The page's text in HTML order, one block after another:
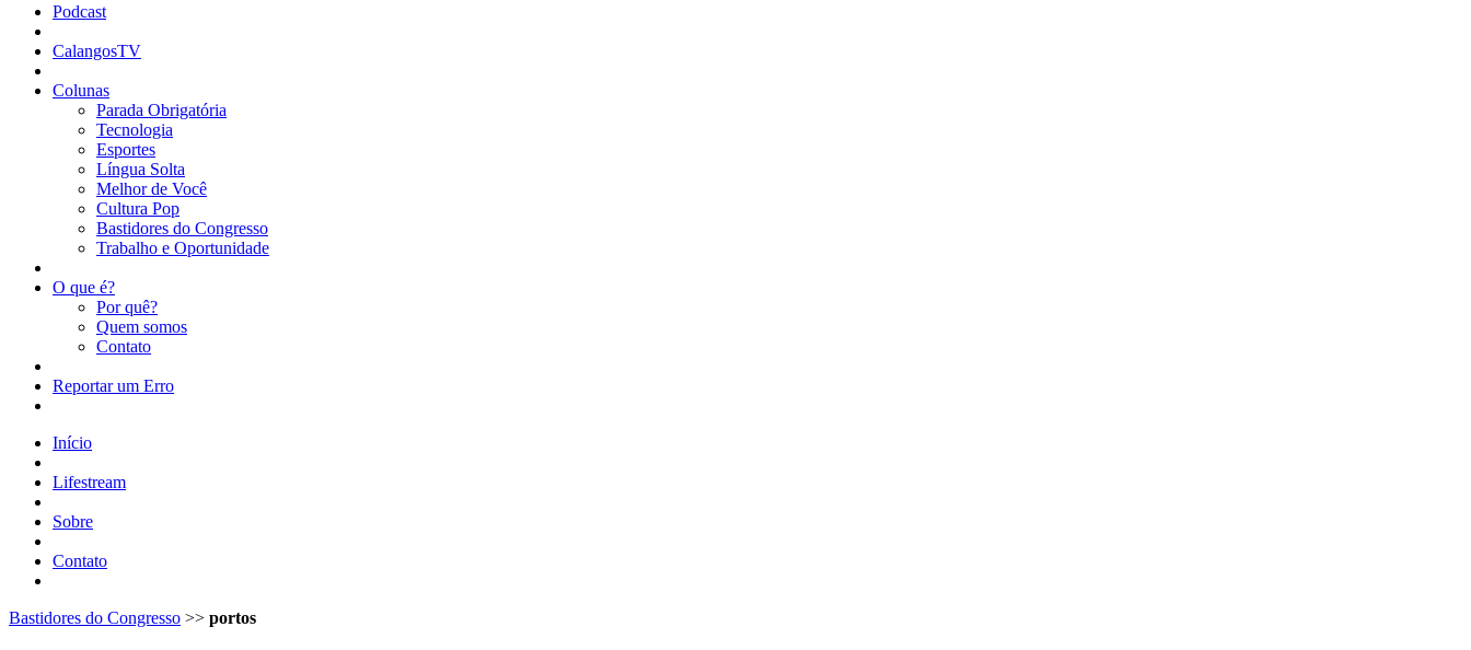
Podcast
CalangosTV
Colunas
Parada Obrigatória
Tecnologia
Esportes
Língua Solta
Melhor de Você
Cultura Pop
Bastidores do Congresso
Trabalho e Oportunidade
O que é?
Por quê?
Quem somos
Contato
Reportar um Erro
Início
Lifestream
Sobre
Contato
Bastidores do Congresso >> portos